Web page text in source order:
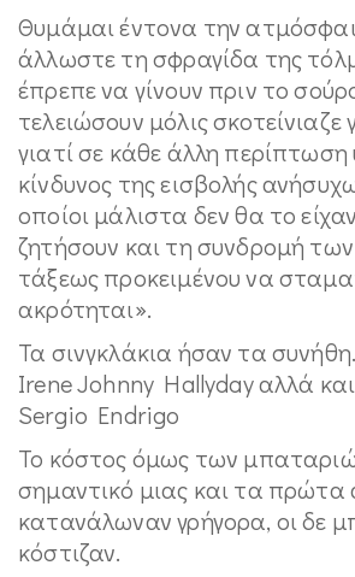
Θυμάμαι έντονα την
άλλωστε τη σφραγίδα της
έπρεπε να γίνουν πριν το
τελειώσουν μόλις
γιατί σε κάθε άλλη περίπτωση
κίνδυνος της εισβολής
οποίοι μάλιστα δεν θα το
ζητήσουν και τη συνδρομή
τάξεως προκειμένου να
ακρότηται».
Τα σινγκλάκια ήσαν τα
Irene Johnny Hallyday αλλά
Sergio Endrigo
Το κόστος όμως των
σημαντικό μιας και τα πρώτα
κατανάλωναν γρήγορα, οι δε
κόστιζαν.